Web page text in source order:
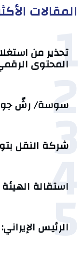
المقالات
1
تحذير من
المحتوى
2
سوسة/ رشّ جوي
3
شركة النقل
4
استقالة الهيئة
5
الرئيس